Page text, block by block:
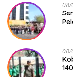
08/
08/